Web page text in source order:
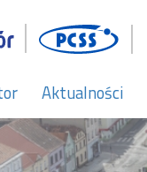
Aktualności